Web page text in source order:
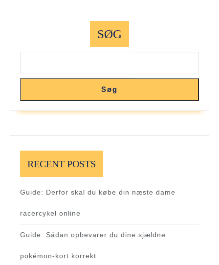
SØG
Søg
RECENT POSTS
Guide: Derfor skal du købe din næste dame
racercykel online
Guide: Sådan opbevarer du dine sjældne
pokémon-kort korrekt